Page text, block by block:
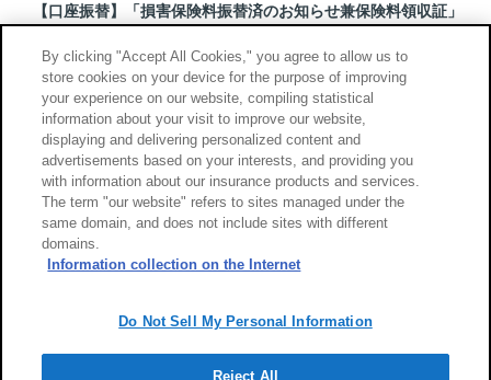
【口座振替】「損害保険料振替済のお知らせ兼保険料領収証」
【お詫び】超保険のよくあるご質問（FAQ）記載誤りについて
もっと見る
サイトのご利用について
勧誘方針
By clicking "Accept All Cookies," you agree to allow us to
store cookies on your device for the purpose of improving
your experience on our website, compiling statistical
information about your visit to improve our website,
displaying and delivering personalized content and
advertisements based on your interests, and providing you
with information about our insurance products and services.
The term "our website" refers to sites managed under the
same domain, and does not include sites with different
domains.
Information collection on the Internet
Do Not Sell My Personal Information
Reject All